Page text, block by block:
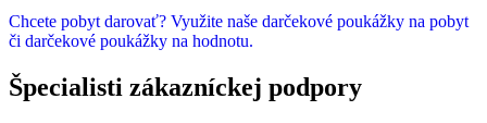
Chcete pobyt darovať? Využite naše darčekové poukážky na pobyt
či darčekové poukážky na hodnotu.
Špecialisti zákazníckej podpory